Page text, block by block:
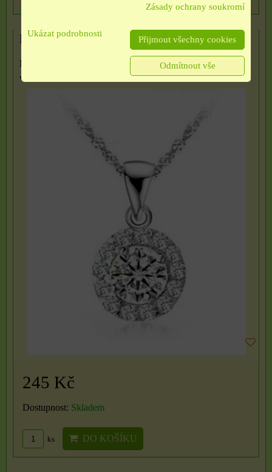
Řetízek s přívěskem se zirkony
Materiál: obecný kov, krystal: zirkon (druh křemenu),
velikost: cca...
245 Kč
Dostupnost: Skladem
ks DO KOŠÍKU
Zásady ochrany soukromí
Ukázat podrobnosti
Přijmout všechny cookies
Odmítnout vše